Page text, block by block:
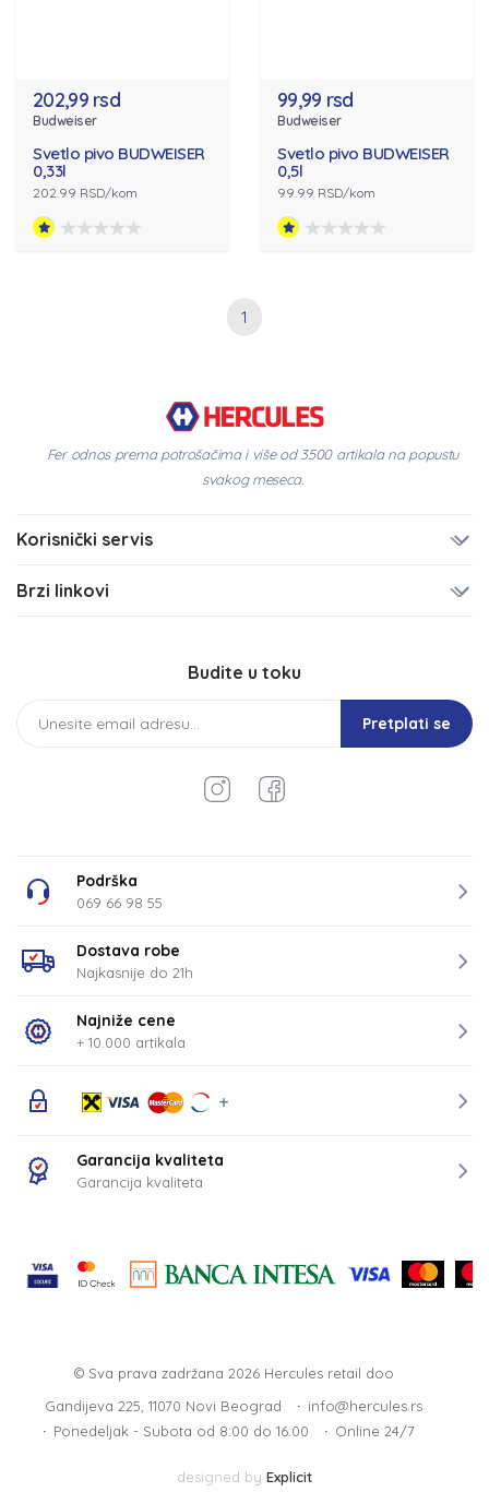
202,99 rsd
Budweiser
Svetlo pivo BUDWEISER
0,33l
202.99 RSD/kom
99,99 rsd
Budweiser
Svetlo pivo BUDWEISER
0,5l
99.99 RSD/kom
1
Fer odnos prema potrošačima i više od 3500 artikala na popustu
svakog meseca.
Korisnički servis
Brzi linkovi
Budite u toku
Pretplati se
Podrška
069 66 98 55
Dostava robe
Najkasnije do 21h
Najniže cene
+ 10.000 artikala
Garancija kvaliteta
Garancija kvaliteta
© Sva prava zadržana 2026Hercules retail doo
Gandijeva 225, 11070 Novi Beograd
info@hercules.rs
Ponedeljak - Subota od 8:00 do 16:00
Online 24/7
designed by Explicit